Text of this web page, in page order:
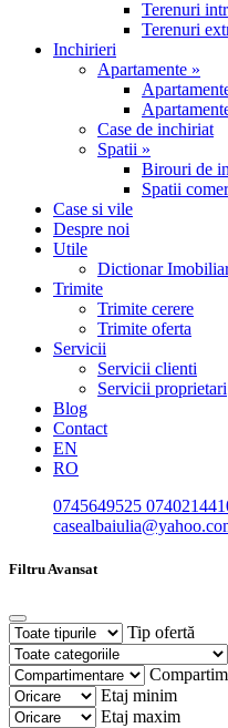
Terenuri
Terenuri
Inchirieri
Apartamente »
Case de inchiriat
Spatii »
Birouri de
Spatii
Case si vile
Despre noi
Utile
Dictionar
Trimite
Trimite cerere
Trimite oferta
Servicii
Servicii clienti
Servicii proprietari
Blog
Contact
EN
RO
0745649525
Filtru Avansat
Tip ofertă
Etaj minim
Etaj maxim